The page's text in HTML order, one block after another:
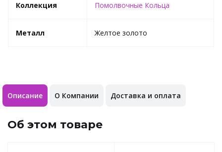
Коллекция Помолвочные Кольца
Металл Желтое золото
Описание О Компании Доставка и оплата
Об этом товаре